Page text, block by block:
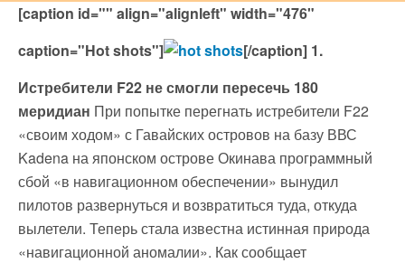
[caption id="" align="alignleft" width="476"
caption="Hot shots"]
[/caption] 1.
Истребители F22 не смогли пересечь 180
меридиан При попытке перегнать истребители F22
«своим ходом» с Гавайских островов на базу ВВС
Kadena на японском острове Окинава программный
сбой «в навигационном обеспечении» вынудил
пилотов развернуться и возвратиться туда, откуда
вылетели. Теперь стала известна истинная природа
«навигационной аномалии». Как сообщает